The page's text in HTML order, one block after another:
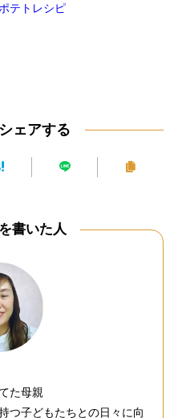
ポテトレシピ
ェアする
書いた人
た母親
つ子どもたちとの日々に向